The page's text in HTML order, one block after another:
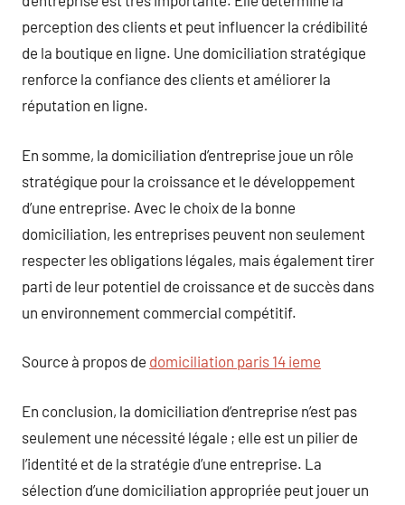
perception des clients et peut influencer la crédibilité
de la boutique en ligne. Une domiciliation stratégique
renforce la confiance des clients et améliorer la
réputation en ligne.
En somme, la domiciliation d’entreprise joue un rôle
stratégique pour la croissance et le développement
d’une entreprise. Avec le choix de la bonne
domiciliation, les entreprises peuvent non seulement
respecter les obligations légales, mais également tirer
parti de leur potentiel de croissance et de succès dans
un environnement commercial compétitif.
Source à propos de domiciliation paris 14 ieme
En conclusion, la domiciliation d’entreprise n’est pas
seulement une nécessité légale ; elle est un pilier de
l’identité et de la stratégie d’une entreprise. La
sélection d’une domiciliation appropriée peut jouer un